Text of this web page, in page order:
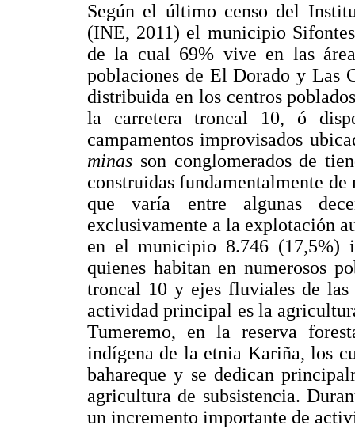
Según el último censo del
(INE, 2011) el municipio
de la cual 69% vive en las
poblaciones de El Dorado y Las
distribuida en los centros
la carretera troncal 10, ó
campamentos improvisados
minas son conglomerados de
construidas fundamentalmente
que varía entre algunas
exclusivamente a la explotación
en el municipio 8.746 (17,5%)
quienes habitan en numerosos
troncal 10 y ejes fluviales de
actividad principal es la
Tumeremo, en la reserva
indígena de la etnia Kariña, los
bahareque y se dedican
agricultura de subsistencia.
un incremento importante de